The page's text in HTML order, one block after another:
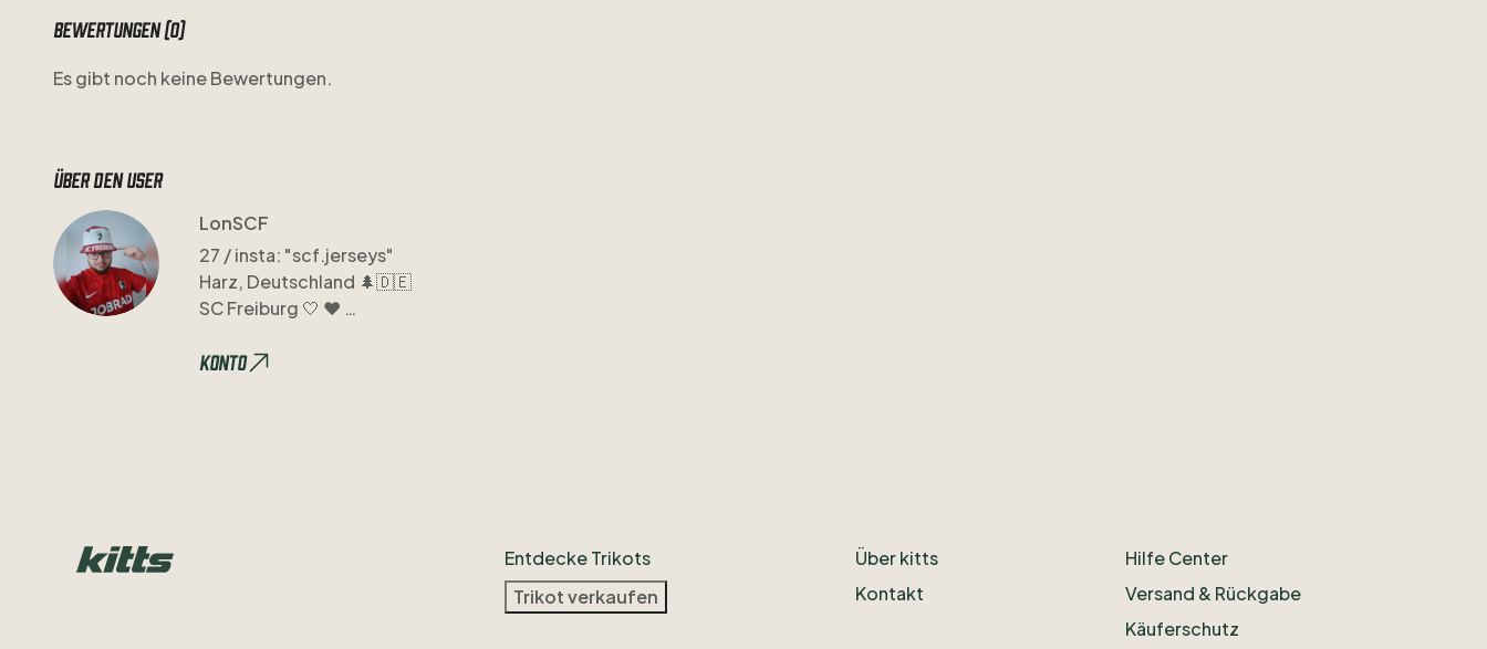
Bewertungen (0)
Es gibt noch keine Bewertungen.
Über den user
LonSCF
27 ​/​insta: "scf.jerseys"
Harz​,​ Deutschland 🌲🇩🇪
SCFreiburg 🤍 ❤️
Clubs die
Konto
Entdecke Trikots
Trikot verkaufen
Über kitts
Kontakt
Hilfe Center
Versand & Rückgabe
Käuferschutz